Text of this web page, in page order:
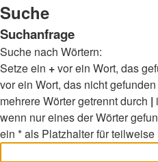
Suche
Suchanfrage
Suche nach Wörtern:
Setze ein +vor ein Wort, das
vor ein Wort, das nicht
mehrere Wörter getrennt durch |
wenn nur eines der Wörter
ein * als Platzhalter für